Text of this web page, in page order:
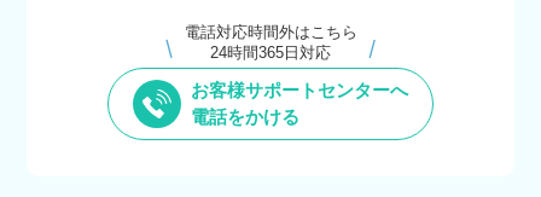
電話対応時間外はこちら
24時間365日対応
お客様サポートセンターへ
電話をかける